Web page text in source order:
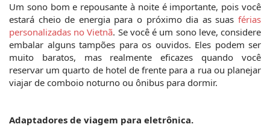
Um sono bom e repousante à noite é importante, pois você
estará cheio de energia para o próximo dia as suas férias
personalizadas no Vietnã. Se você é um sono leve, considere
embalar alguns tampões para os ouvidos. Eles podem ser
muito baratos, mas realmente eficazes quando você
reservar um quarto de hotel de frente para a rua ou planejar
viajar de comboio noturno ou ônibus para dormir.
Adaptadores de viagem para eletrônica.